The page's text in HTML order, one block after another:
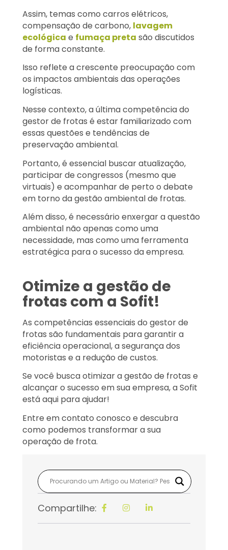
Assim, temas como carros elétricos,
compensação de carbono, lavagem
ecológica e fumaça preta são discutidos
de forma constante.
Isso reflete a crescente preocupação com
os impactos ambientais das operações
logísticas.
Nesse contexto, a última competência do
gestor de frotas é estar familiarizado com
essas questões e tendências de
preservação ambiental.
Portanto, é essencial buscar atualização,
participar de congressos (mesmo que
virtuais) e acompanhar de perto o debate
em torno da gestão ambiental de frotas.
Além disso, é necessário enxergar a questão
ambiental não apenas como uma
necessidade, mas como uma ferramenta
estratégica para o sucesso da empresa.
Otimize a gestão de
frotas com a Sofit!
As competências essenciais do gestor de
frotas são fundamentais para garantir a
eficiência operacional, a segurança dos
motoristas e a redução de custos.
Se você busca otimizar a gestão de frotas e
alcançar o sucesso em sua empresa, a Sofit
está aqui para ajudar!
Entre em contato conosco e descubra
como podemos transformar a sua
operação de frota.
Compartilhe: